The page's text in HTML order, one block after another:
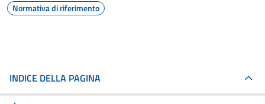
Normativa di riferimento
INDICE DELLA PAGINA